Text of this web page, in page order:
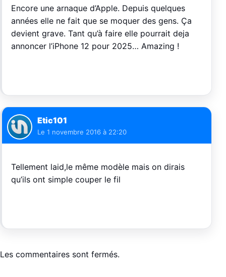
Encore une arnaque d’Apple. Depuis quelques
années elle ne fait que se moquer des gens. Ça
devient grave. Tant qu’à faire elle pourrait deja
annoncer l’iPhone 12 pour 2025… Amazing !
Etic101
Le 1 novembre 2016 à 22:20
Tellement laid,le même modèle mais on dirais
qu’ils ont simple couper le fil
Les commentaires sont fermés.